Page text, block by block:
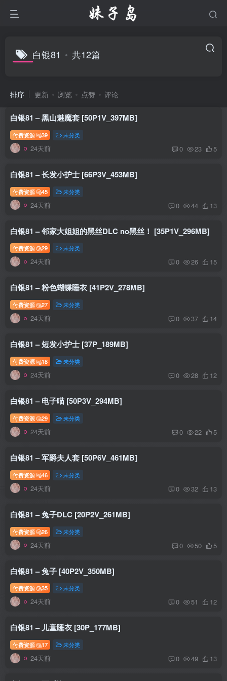
白银81 共12篇
排序 更新 浏览 点赞 评论
白银81 – 黑山魅魔套 [50P1V_397MB]
付费资源 39 未分类
24天前 0 23 5
白银81 – 长发小护士 [66P3V_453MB]
付费资源 45 未分类
24天前 0 44 13
白银81 – 邻家大姐姐的黑丝DLC no黑丝！ [35P1V_296MB]
付费资源 29 未分类
24天前 0 26 15
白银81 – 粉色蝴蝶睡衣 [41P2V_278MB]
付费资源 27 未分类
24天前 0 37 14
白银81 – 短发小护士 [37P_189MB]
付费资源 18 未分类
24天前 0 28 12
白银81 – 电子喵 [50P3V_294MB]
付费资源 29 未分类
24天前 0 22 5
白银81 – 军爵夫人套 [50P6V_461MB]
付费资源 46 未分类
24天前 0 32 13
白银81 – 兔子DLC [20P2V_261MB]
付费资源 26 未分类
24天前 0 50 5
白银81 – 兔子 [40P2V_350MB]
付费资源 35 未分类
24天前 0 51 12
白银81 – 儿童睡衣 [30P_177MB]
付费资源 17 未分类
24天前 0 49 13